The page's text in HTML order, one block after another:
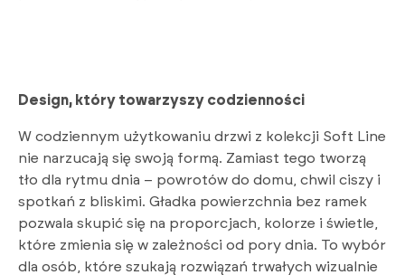
Design, który towarzyszy codzienności
W codziennym użytkowaniu drzwi z kolekcji Soft Line
nie narzucają się swoją formą. Zamiast tego tworzą
tło dla rytmu dnia – powrotów do domu, chwil ciszy i
spotkań z bliskimi. Gładka powierzchnia bez ramek
pozwala skupić się na proporcjach, kolorze i świetle,
które zmienia się w zależności od pory dnia. To wybór
dla osób, które szukają rozwiązań trwałych wizualnie